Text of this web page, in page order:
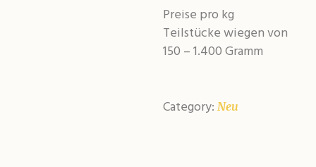
Preise pro kg
Teilstücke wiegen von
150 – 1.400 Gramm
Category:Neu